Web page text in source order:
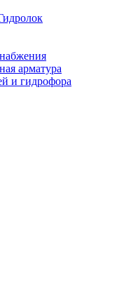
арматура
и гидрофора